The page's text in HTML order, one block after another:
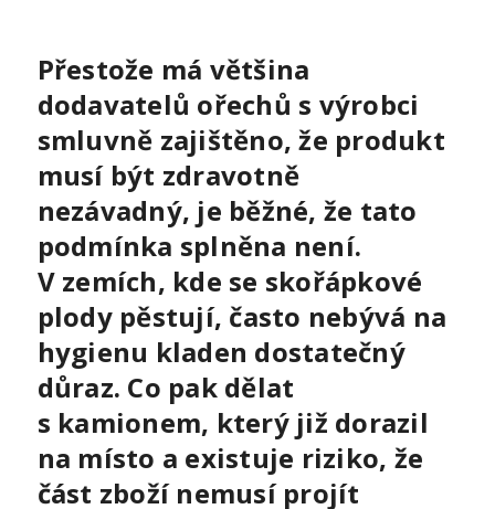
Přestože má většina
dodavatelů ořechů s výrobci
smluvně zajištěno, že produkt
musí být zdravotně
nezávadný, je běžné, že tato
podmínka splněna není.
V zemích, kde se skořápkové
plody pěstují, často nebývá na
hygienu kladen dostatečný
důraz. Co pak dělat
s kamionem, který již dorazil
na místo a existuje riziko, že
část zboží nemusí projít